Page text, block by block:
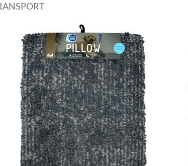
Toevoegen
aan
verlanglijst